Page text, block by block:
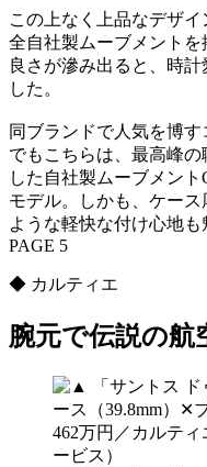
この上なく上品なデザ
全自社製ムーブメント
良さが滲み出ると、時
した。
同ブランドで人気を博
でもこちらは、最高峰
した自社製ムーブメント
モデル。しかも、ケース
ような軽快な付け心地も
PAGE 5
◆ カルティエ
腕元で伝説の航